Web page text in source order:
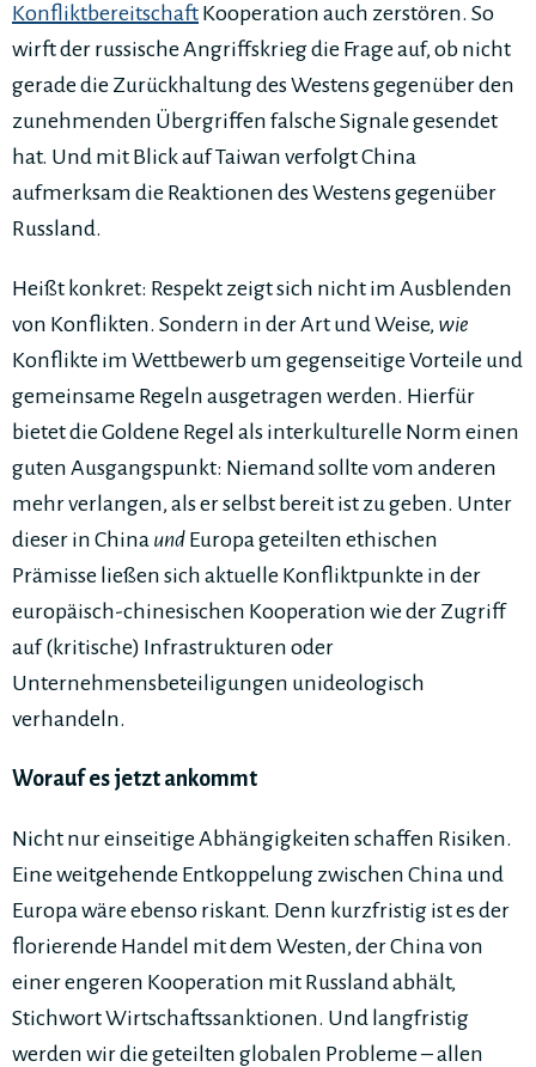
Konfliktbereitschaft Kooperation auch zerstören. So
wirft der russische Angriffskrieg die Frage auf, ob nicht
gerade die Zurückhaltung des Westens gegenüber den
zunehmenden Übergriffen falsche Signale gesendet
hat. Und mit Blick auf Taiwan verfolgt China
aufmerksam die Reaktionen des Westens gegenüber
Russland.
Heißt konkret: Respekt zeigt sich nicht im Ausblenden
von Konflikten. Sondern in der Art und Weise, wie
Konflikte im Wettbewerb um gegenseitige Vorteile und
gemeinsame Regeln ausgetragen werden. Hierfür
bietet die Goldene Regel als interkulturelle Norm einen
guten Ausgangspunkt: Niemand sollte vom anderen
mehr verlangen, als er selbst bereit ist zu geben. Unter
dieser in China und Europa geteilten ethischen
Prämisse ließen sich aktuelle Konfliktpunkte in der
europäisch-chinesischen Kooperation wie der Zugriff
auf (kritische) Infrastrukturen oder
Unternehmensbeteiligungen unideologisch
verhandeln.
Worauf es jetzt ankommt
Nicht nur einseitige Abhängigkeiten schaffen Risiken.
Eine weitgehende Entkoppelung zwischen China und
Europa wäre ebenso riskant. Denn kurzfristig ist es der
florierende Handel mit dem Westen, der China von
einer engeren Kooperation mit Russland abhält,
Stichwort Wirtschaftssanktionen. Und langfristig
werden wir die geteilten globalen Probleme – allen